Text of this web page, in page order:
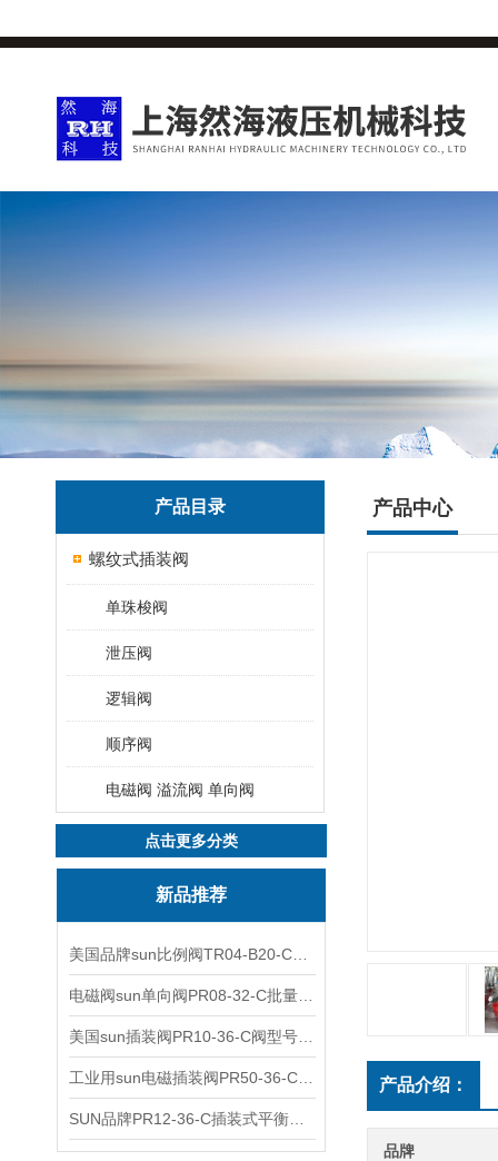
产品目录
螺纹式插装阀
单珠梭阀
泄压阀
逻辑阀
顺序阀
电磁阀 溢流阀 单向阀
点击更多分类
新品推荐
产品中心
产品介绍：
品牌